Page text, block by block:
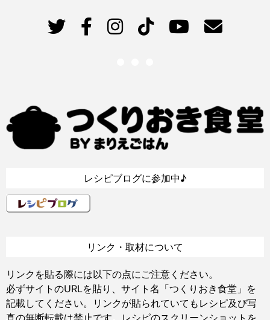
レシピブログに参加中♪
リンク・取材について
リンクを貼る際には以下の点にご注意ください。
必ずサイトのURLを貼り、サイト名「つくりおき食堂」を
記載してください。リンクが貼られていてもレシピ及び写
真の無断転載は禁止です。レシピのスクリーンショットを